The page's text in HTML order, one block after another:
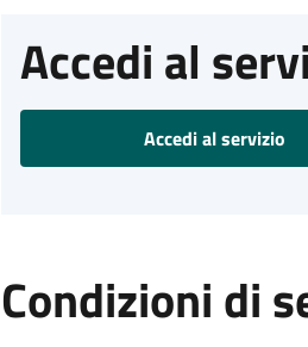
Accedi al
Accedi al servizio
Condizioni di